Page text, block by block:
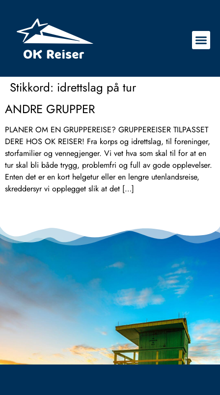
Stikkord: idrettslag på tur
ANDRE GRUPPER
PLANER OM EN GRUPPEREISE? GRUPPEREISER TILPASSET
DERE HOS OK REISER! Fra korps og idrettslag, til foreninger,
storfamilier og vennegjenger. Vi vet hva som skal til for at en
tur skal bli både trygg, problemfri og full av gode opplevelser.
Enten det er en kort helgetur eller en lengre utenlandsreise,
skreddersyr vi opplegget slik at det […]